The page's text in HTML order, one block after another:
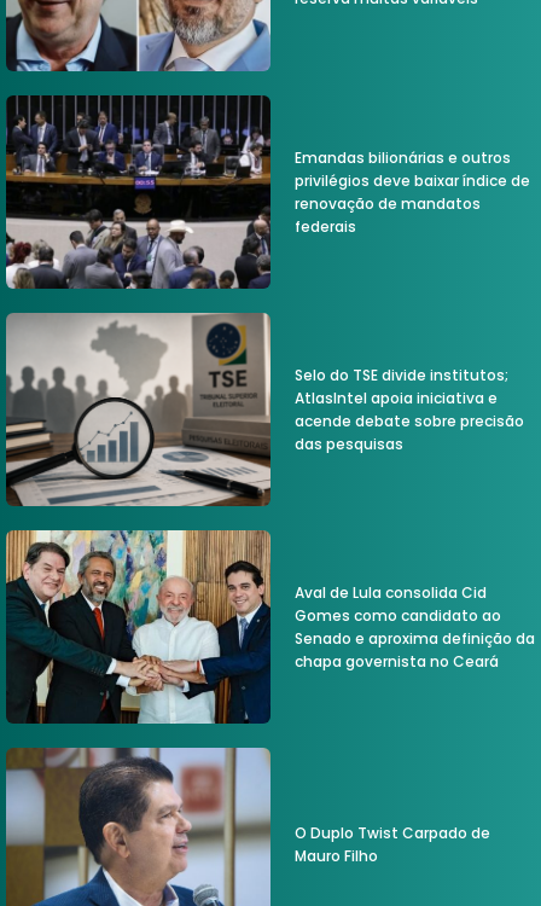
Emandas bilionárias e outros
privilégios deve baixar índice de
renovação de mandatos
federais
Selo do TSE divide institutos;
AtlasIntel apoia iniciativa e
acende debate sobre precisão
das pesquisas
Aval de Lula consolida Cid
Gomes como candidato ao
Senado e aproxima definição da
chapa governista no Ceará
O Duplo Twist Carpado de
Mauro Filho